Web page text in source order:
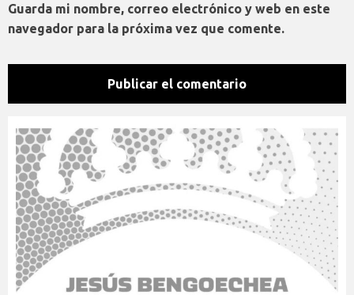
Guarda mi nombre, correo electrónico y web en este
navegador para la próxima vez que comente.